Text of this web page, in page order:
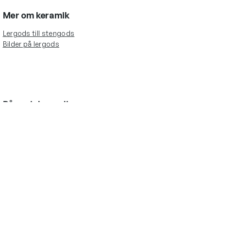
Mer om keramik
Lergods till stengods
Bilder på lergods
På sociala medier